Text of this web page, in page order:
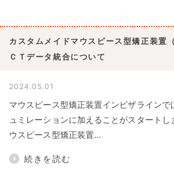
カスタムメイドマウスピース型矯正装置
ＣＴデータ統合について
2024.05.01
マウスピース型矯正装置インビザラインで
ュミレーションに加えることがスタート
ウスピース型矯正装置...
続きを読む